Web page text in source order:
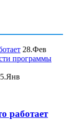
28.Фев
программы
работает